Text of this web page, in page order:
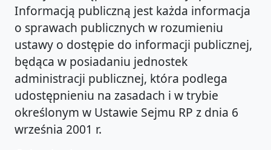
Informacją publiczną jest każda informacja
o sprawach publicznych w rozumieniu
ustawy o dostępie do informacji publicznej,
będąca w posiadaniu jednostek
administracji publicznej, która podlega
udostępnieniu na zasadach i w trybie
określonym w Ustawie Sejmu RP z dnia 6
września 2001 r.